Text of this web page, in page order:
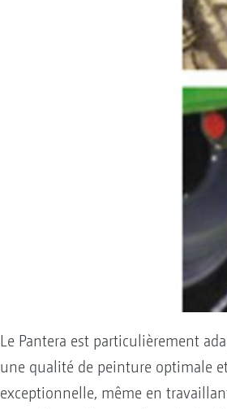
Le Pantera est particulièrement
une qualité de peinture optimale
exceptionnelle, même en